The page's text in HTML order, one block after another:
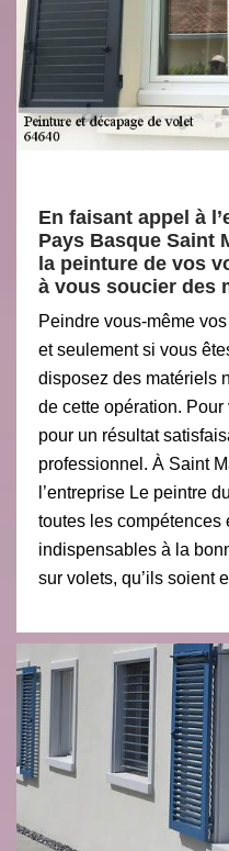
En faisant appel à
Pays Basque Saint
la peinture de vos
à vous soucier des
Peindre vous-même
et seulement si vous
disposez des matériels
de cette opération.
pour un résultat
professionnel. À Saint
l’entreprise Le peintre
toutes les compétences
indispensables à la
sur volets, qu’ils soient